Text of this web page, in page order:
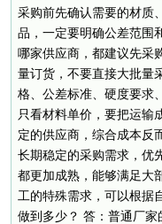
采购前先确认需要的材质
品，一定要明确公差范围
哪家供应商，都建议先采
量订货，不要直接大批量
格、公差标准、硬度要求
只看材料单价，要把运输
定的供应商，综合成本反
长期稳定的采购需求，优
都更加成熟，能够满足大
工的特殊需求，可以根据
做到多少？ 答：普通厂家